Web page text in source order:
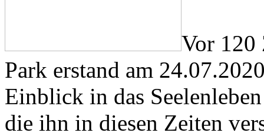
Vor 120
Park erstand am
Einblick in das
die ihn in diesen Zeiten